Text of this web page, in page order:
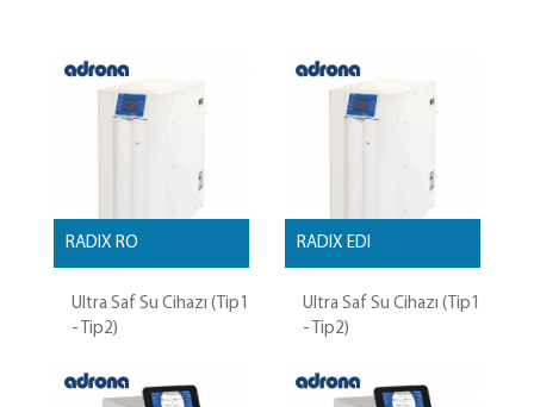
RADIX RO
Ultra Saf Su Cihazı (Tip1
- Tip2)
RADIX EDI
Ultra Saf Su Cihazı (Tip1
- Tip2)